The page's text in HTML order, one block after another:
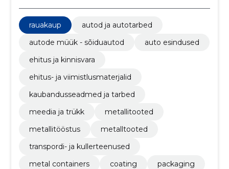
rauakaup
autod ja autotarbed
autode müük - sõiduautod
auto esindused
ehitus ja kinnisvara
ehitus- ja viimistlusmaterjalid
kaubandusseadmed ja tarbed
meedia ja trükk
metallitooted
metallitööstus
metalltooted
transpordi- ja kullerteenused
metal containers
coating
packaging